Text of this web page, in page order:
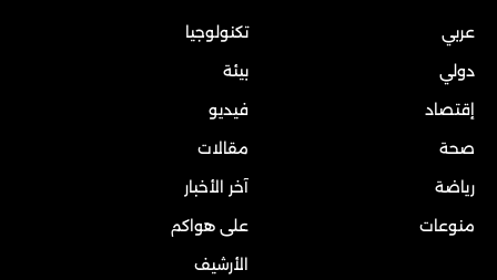
عربي
دولي
إقتصاد
صحة
رياضة
منوعات
تكنولوجيا
بيئة
فيديو
مقالات
آخر الأخبار
على هواكم
الأرشيف